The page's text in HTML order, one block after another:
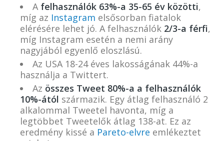
A felhasználók 63%-a 35-65 év közötti,
míg az Instagram elsősorban fiatalok
elérésére lehet jó. A felhasználók 2/3-a férfi,
míg Instagram esetén a nemi arány
nagyjából egyenlő eloszlású.
Az USA 18-24 éves lakosságának 44%-a
használja a Twittert.
Az összes Tweet 80%-a a felhasználók
10%-ától származik. Egy átlag felhasználó 2
alkalommal Tweetel havonta, míg a
legtöbbet Tweetelők átlag 138-at. Ez az
eredmény kissé a Pareto-elvre emlékeztet